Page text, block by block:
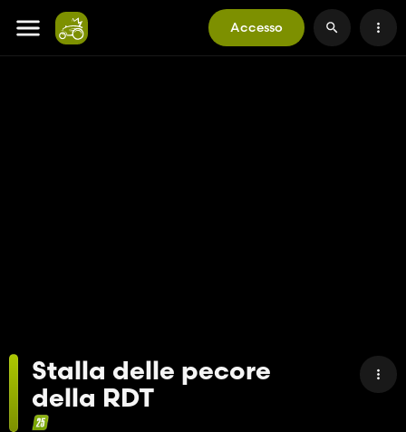
Accesso
Stalla delle pecore
della RDT